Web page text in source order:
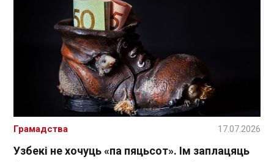
Узбекі не хочуць «па пяцьсот». Ім заплацяць
Грамадства 17.07.2026